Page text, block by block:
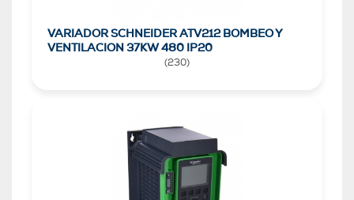
VARIADOR SCHNEIDER ATV212 BOMBEO Y
VENTILACION 37KW 480 IP20
(230)